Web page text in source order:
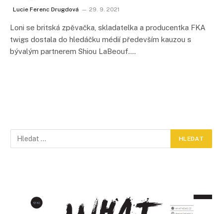
Lucie Ferenc Drugdová 29. 9. 2021
Loni se britská zpěvačka, skladatelka a producentka FKA
twigs dostala do hledáčku médií především kauzou s
bývalým partnerem Shiou LaBeouf.…